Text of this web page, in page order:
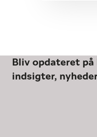
Bliv opdateret
indsigter,